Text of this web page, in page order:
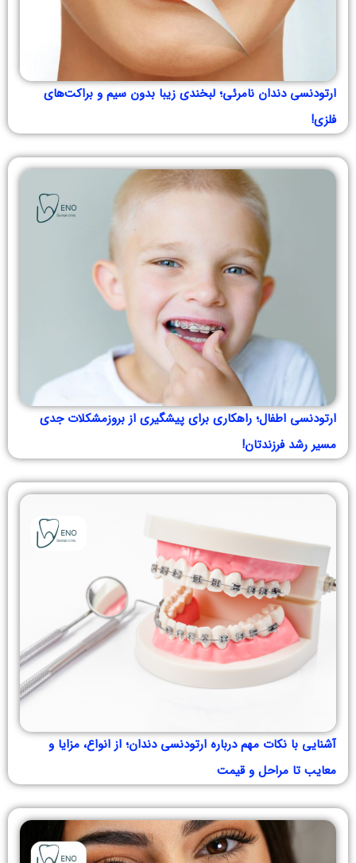
ارتودنسی دندان نامرئی؛ لبخندی زیبا بدون سیم و براکت‌های
فلزی!
ارتودنسی اطفال؛ راهکاری برای پیشگیری از بروزمشکلات جدی
مسیر رشد فرزندتان!
آشنایی با نکات مهم درباره ارتودنسی دندان؛ از انواع، مزایا و
معایب تا مراحل و قیمت